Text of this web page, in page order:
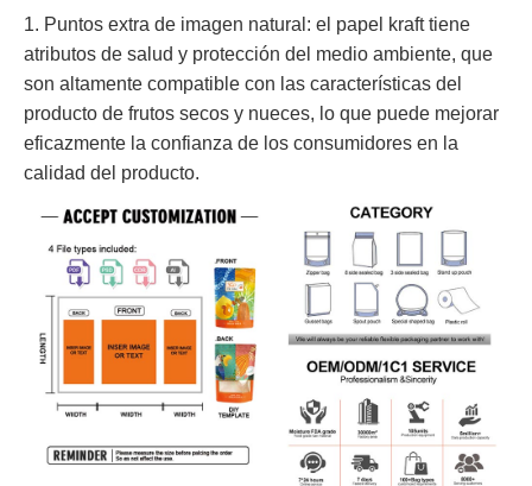
1. Puntos extra de imagen natural: el papel kraft tiene
atributos de salud y protección del medio ambiente, que
son altamente compatible con las características del
producto de frutos secos y nueces, lo que puede mejorar
eficazmente la confianza de los consumidores en la
calidad del producto.